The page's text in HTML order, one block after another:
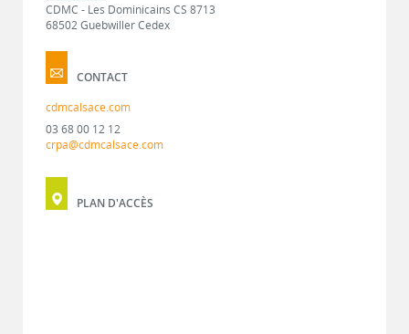
CDMC - Les Dominicains CS 8713
68502 Guebwiller Cedex
CONTACT
cdmcalsace.com
03 68 00 12 12
crpa@cdmcalsace.com
PLAN D'ACCÈS